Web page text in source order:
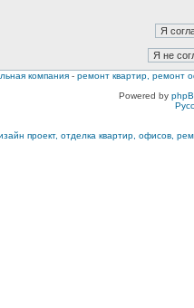
компания - ремонт квартир, ремонт
Powered by